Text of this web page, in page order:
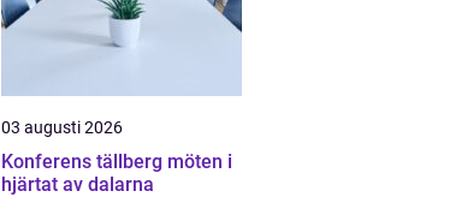
03 augusti 2026
Konferens tällberg möten i
hjärtat av dalarna